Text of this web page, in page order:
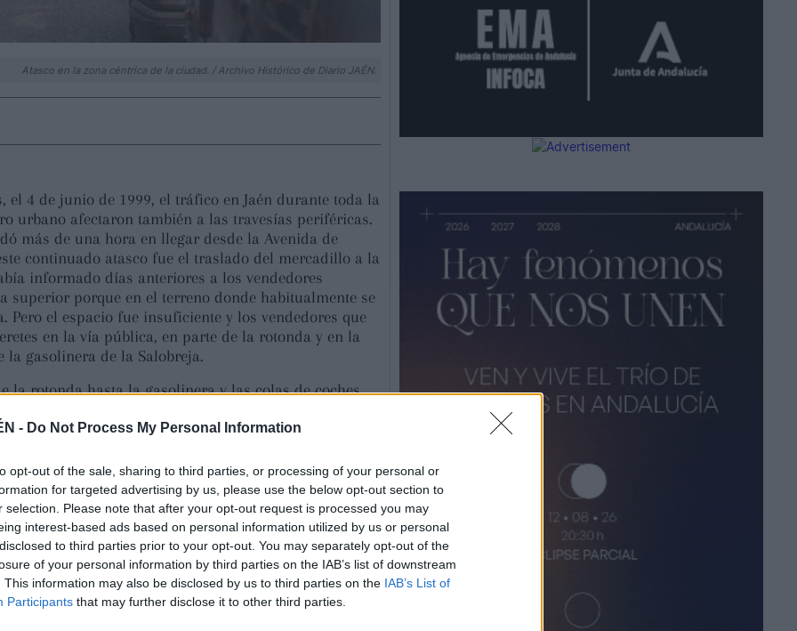
- Do Not Process My Personal Information
opt-out of the sale, sharing to third parties, or processing of your personal or
for targeted advertising by us, please use the below opt-out section to
selection. Please note that after your opt-out request is processed you may
interest-based ads based on personal information utilized by us or personal
to third parties prior to your opt-out. You may separately opt-out of the
of your personal information by third parties on the IAB’s list of downstream
This information may also be disclosed by us to third parties on the IAB’s List of
Participants that may further disclose it to other third parties.
Atasco en la zona céntrica de la ciudad. / Archivo Histórico de Diario JAÉN.
4 de junio de 1999, el tráfico en Jaén durante toda la
urbano afectaron también a las travesías periféricas.
más de una hora en llegar desde la Avenida de
continuado atasco fue el traslado del mercadillo a la
informado días anteriores a los vendedores
superior porque en el terreno donde habitualmente se
el espacio fue insuficiente y los vendedores que
en la vía pública, en parte de la rotonda y en la
gasolinera de la Salobreja.
la rotonda hasta la gasolinera y las colas de coches
la mañana hasta el mediodía. Este caos se vio
la Capilla, cortada en sentido ascendente por las
la Avenida de Granada mostraron su indignación
Uno de los propietarios de un establecimiento explicó
las colas o por la falta de aparcamiento y optó por
que los vendedores del mercadillo, que
lo que no aceptaban era la falta de previsión del
que estacionaban sus camiones junto a la
su entrada y salida al aparcamiento. Además,
gente que iba al mercadillo y que desconoce que esa
subrayaba que el aparcamiento de ILa
todo el mundo prefirió aparcar en la zona de arriba